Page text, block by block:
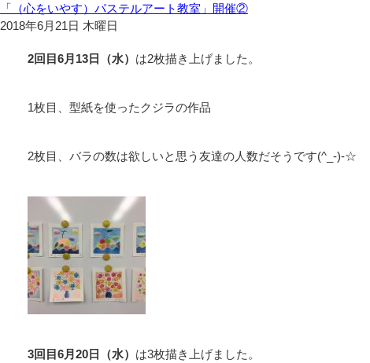
「（心をいやす）パステルアート教室」開催②
2018年6月21日 木曜日
2回目6月13日（水） は2枚描き上げました。
1枚目、型紙を使ったクジラの作品
2枚目、バラの数は欲しいと思う友達の人数だそうです(^_-)-☆
3回目6月20日（水） は3枚描き上げました。